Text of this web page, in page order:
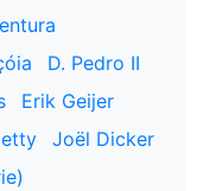
D. Pedro II
Erik Geijer
Joël Dicker